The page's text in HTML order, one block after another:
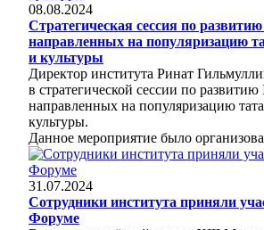
08.08.2024
Стратегическая сессия по
направленных на популяризацию
и культуры
Директор института Ринат
в стратегической сессии по развитию
направленных на популяризацию
культуры.
Данное мероприятие было
31.07.2024
Сотрудники института приняли
Форуме